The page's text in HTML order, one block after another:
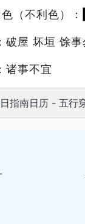
（不利色）：
破屋 坏垣 馀事
诸事不宜
指南日历 - 五行